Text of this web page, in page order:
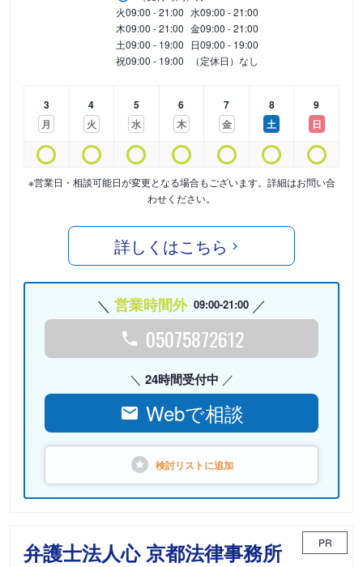
火09:00 - 21:00 水09:00 - 21:00
木09:00 - 21:00 金09:00 - 21:00
土09:00 - 19:00 日09:00 - 19:00
祝09:00 - 19:00 （定休日）なし
3
月
4
火
5
水
6
木
7
金
8
土
9
日
※営業日・相談可能日が変更となる場合もございます。詳細はお問い合
わせください。
詳しくはこちら
営業時間外 09:00-21:00
05075872612
24時間受付中
Webで相談
検討リストに追加
弁護士法人心 京都法律事務所 PR